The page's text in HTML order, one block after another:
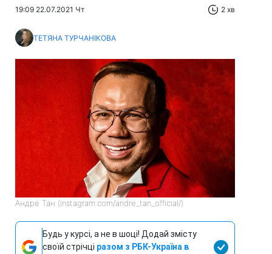
19:09 22.07.2021 Чт 2 хв
ТЕТЯНА ТУРЧАНІКОВА
Андре Тан (instagram.com/andre_tan_official/)
Будь у курсі, а не в шоці! Додай змісту
своїй стрічці разом з РБК-Україна в